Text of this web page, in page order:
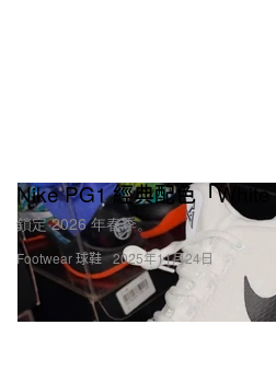
Footwear 球鞋
Nike PG1 經典配色「
鎖定 2026 年春季。
2025年11月24日